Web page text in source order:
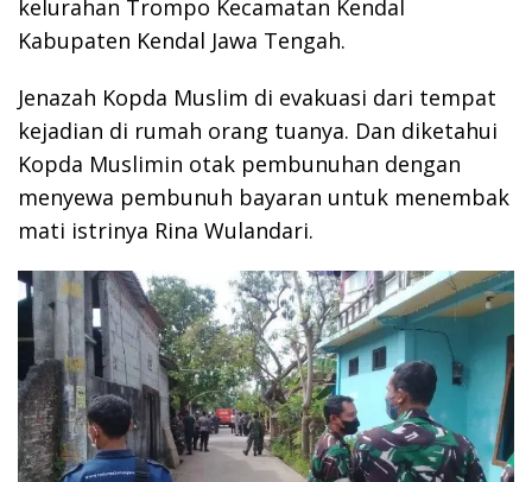
kelurahan Trompo Kecamatan Kendal
Kabupaten Kendal Jawa Tengah.
Jenazah Kopda Muslim di evakuasi dari tempat
kejadian di rumah orang tuanya. Dan diketahui
Kopda Muslimin otak pembunuhan dengan
menyewa pembunuh bayaran untuk menembak
mati istrinya Rina Wulandari.